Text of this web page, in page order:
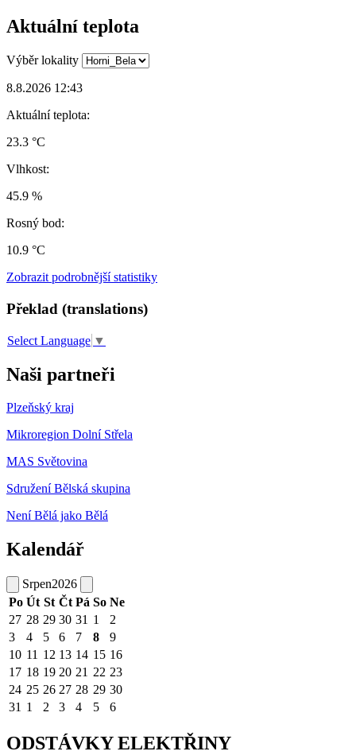
Aktuální teplota
Výběr lokality
8.8.2026 12:43
Aktuální teplota:
23.3 °C
Vlhkost:
45.9 %
Rosný bod:
10.9 °C
Zobrazit podrobnější statistiky
Překlad (translations)
Select Language ▼
Naši partneři
Plzeňský kraj
Mikroregion Dolní Střela
MAS Světovina
Sdružení Bělská skupina
Není Bělá jako Bělá
Kalendář
Srpen2026
Po Út St Čt Pá So Ne
27 28 29 30 31 1
2
3
4 5 6 7 8
9
10 11 12 13 14 15 16
17 18 19 20 21 22 23
24 25 26 27 28 29 30
31 1 2 3 4 5 6
ODSTÁVKY ELEKTŘINY